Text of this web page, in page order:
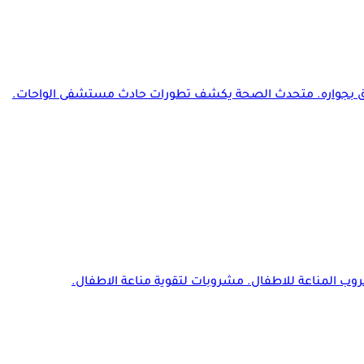
بجواره. متحدث الصحة يكشف تطورات حادث مستشفى الواحات.
المناعة للاطفال. مشروبات لتقوية مناعة الاطفال.